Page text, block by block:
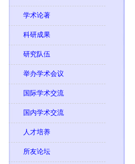
学术论著
科研成果
研究队伍
举办学术会议
国际学术交流
国内学术交流
人才培养
所友论坛